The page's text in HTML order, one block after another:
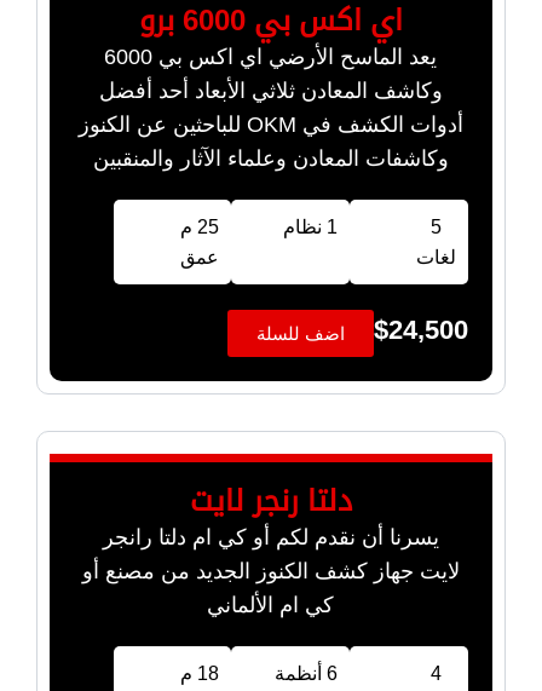
اي اكس بي 6000 برو
يعد الماسح الأرضي اي اكس بي 6000
وكاشف المعادن ثلاثي الأبعاد أحد أفضل
أدوات الكشف في OKM للباحثين عن الكنوز
وكاشفات المعادن وعلماء الآثار والمنقبين
5
لغات
1 نظام
25 م
عمق
$24,500 اضف للسلة
دلتا رنجر لايت
يسرنا أن نقدم لكم أو كي ام دلتا رانجر
لايت جهاز كشف الكنوز الجديد من مصنع أو
كي ام الألماني
4
6 أنظمة
18 م